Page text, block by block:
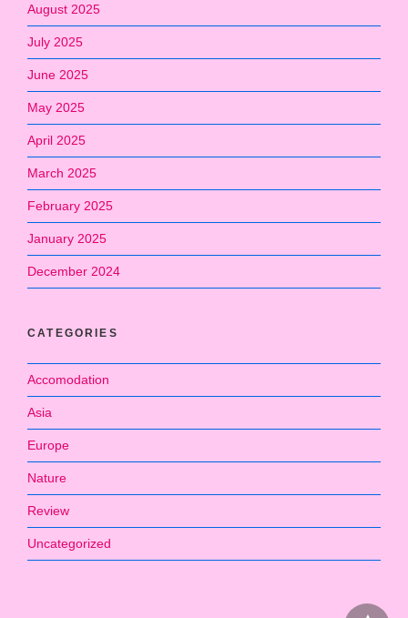
August 2025
July 2025
June 2025
May 2025
April 2025
March 2025
February 2025
January 2025
December 2024
CATEGORIES
Accomodation
Asia
Europe
Nature
Review
Uncategorized